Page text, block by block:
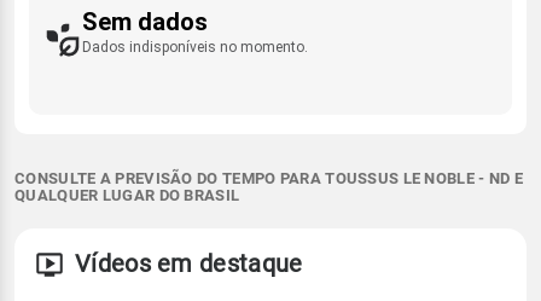
Sem dados
Dados indisponíveis no momento.
CONSULTE A PREVISÃO DO TEMPO PARA TOUSSUS LE NOBLE - ND E
QUALQUER LUGAR DO BRASIL
Vídeos em destaque